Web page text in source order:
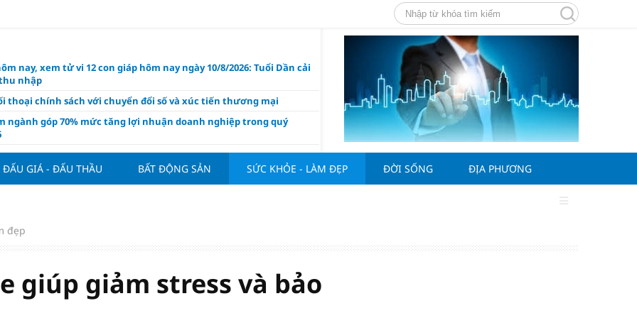
nay, xem tử vi 12 con giáp hôm nay ngày 10/8/2026: Tuổi Dần cải
nhập
thoại chính sách với chuyển đổi số và xúc tiến thương mại
ngành góp 70% mức tăng lợi nhuận doanh nghiệp trong quý
nghiệp kiến nghị gì trong dự thảo Luật Kinh doanh bất động sản
chính thức đàm phán mua Joao Palhinha từ Bayern Munich
công bố và chính thức mở màn Vòng sơ khảo Miss Galaxy Việt
Đỉnh cao nhan sắc trong kỷ nguyên số
giá quyền sử dụng đất và khách sạn tại tại số 8 - 10 Chu Văn An
dư địa phát triển mới
ĐẤU GIÁ - ĐẤU THẦU BẤT ĐỘNG SẢN SỨC KHỎE - LÀM ĐẸP ĐỜI SỐNG ĐỊA PHƯƠNG
đẹp
giúp giảm stress và bảo